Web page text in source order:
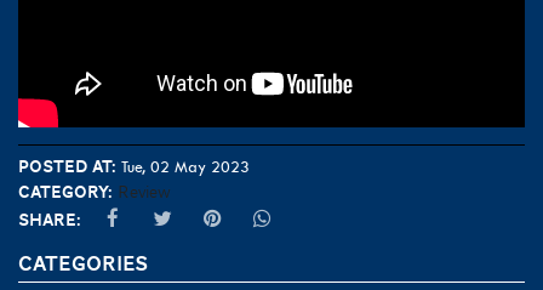
Posted at: Tue, 02 May 2023
Category: Review
Share:
CATEGORIES